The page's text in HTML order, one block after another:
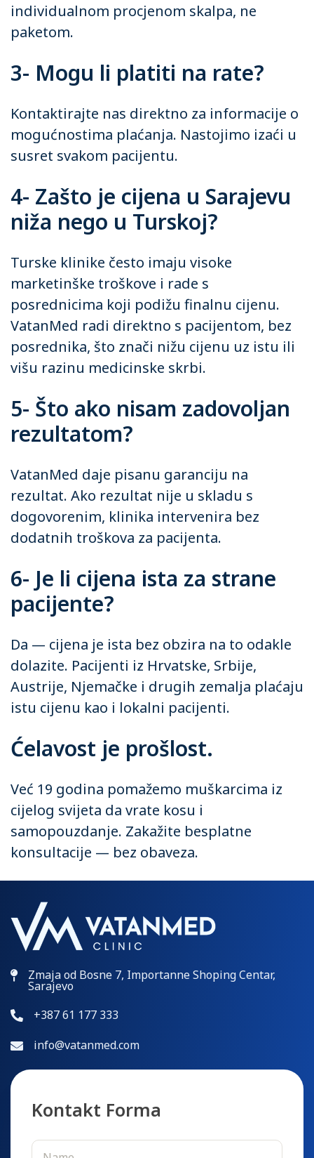
individualnom procjenom skalpa, ne
paketom.
3- Mogu li platiti na rate?
Kontaktirajte nas direktno za informacije o
mogućnostima plaćanja. Nastojimo izaći u
susret svakom pacijentu.
4- Zašto je cijena u Sarajevu
niža nego u Turskoj?
Turske klinike često imaju visoke
marketinške troškove i rade s
posrednicima koji podižu finalnu cijenu.
VatanMed radi direktno s pacijentom, bez
posrednika, što znači nižu cijenu uz istu ili
višu razinu medicinske skrbi.
5- Što ako nisam zadovoljan
rezultatom?
VatanMed daje pisanu garanciju na
rezultat. Ako rezultat nije u skladu s
dogovorenim, klinika intervenira bez
dodatnih troškova za pacijenta.
6- Je li cijena ista za strane
pacijente?
Da — cijena je ista bez obzira na to odakle
dolazite. Pacijenti iz Hrvatske, Srbije,
Austrije, Njemačke i drugih zemalja plaćaju
istu cijenu kao i lokalni pacijenti.
Ćelavost je prošlost.
Već 19 godina pomažemo muškarcima iz
cijelog svijeta da vrate kosu i
samopouzdanje. Zakažite besplatne
konsultacije — bez obaveza.
Zmaja od Bosne 7, Importanne Shoping Centar,
Sarajevo
+387 61 177 333
info@vatanmed.com
Kontakt Forma